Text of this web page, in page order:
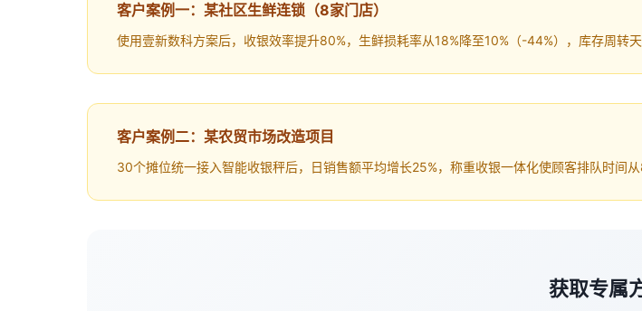
客户案例一：某社区生鲜连锁（8家门店）
使用壹新数科方案后，收银效率提升80%，生鲜损耗率从18%降至10%（-44%），库存周转
客户案例二：某农贸市场改造项目
30个摊位统一接入智能收银秤后，日销售额平均增长25%，称重收银一体化使顾客排队时间
获取专属